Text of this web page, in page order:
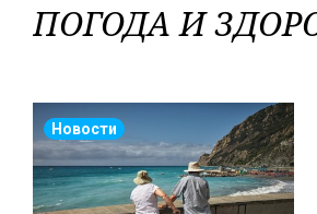
ПОГОДА И
Новости